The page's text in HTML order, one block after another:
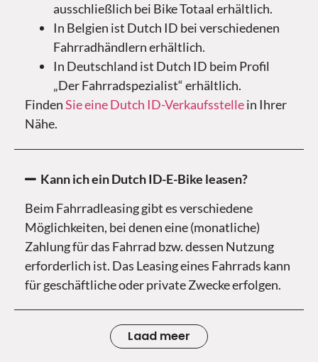
ausschließlich bei Bike Totaal erhältlich.
In Belgien ist Dutch ID bei verschiedenen
Fahrradhändlern erhältlich.
In Deutschland ist Dutch ID beim Profil
„Der Fahrradspezialist“ erhältlich.
FindenSie eine Dutch ID-Verkaufsstellein Ihrer
Nähe.
Kann ich ein Dutch ID-E-Bike leasen?
Beim Fahrradleasing gibt es verschiedene
Möglichkeiten, bei denen eine (monatliche)
Zahlung für das Fahrrad bzw. dessen Nutzung
erforderlich ist. Das Leasing eines Fahrrads kann
für geschäftliche oder private Zwecke erfolgen.
Laad meer